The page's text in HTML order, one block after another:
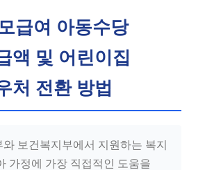
급여 아동수당
액 및 어린이집
처 전환 방법
보건복지부에서 지원하는 복지
가정에 가장 직접적인 도움을